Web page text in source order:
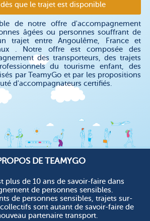
dès que le trajet est disponible
de notre offre d'accompagnement
âgées ou personnes souffrant de
trajet entre Angoulême, France et
. Notre offre est composée des
des transporteurs, des trajets
du tourisme enfant, des
par TeamyGo et par les propositions
d'accompagnateurs certifiés.
DE TEAMYGO
plus de 10 ans de savoir-faire dans
de personnes sensibles.
de personnes sensibles, trajets sur-
sont autant de savoir-faire de
partenaire transport.